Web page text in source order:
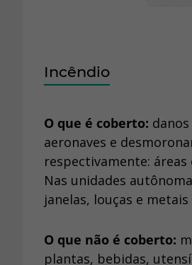
Incêndio
O que é coberto:
aeronaves e
respectivamente:
Nas unidades
janelas, louças e
O que não é coberto:
plantas, bebidas,